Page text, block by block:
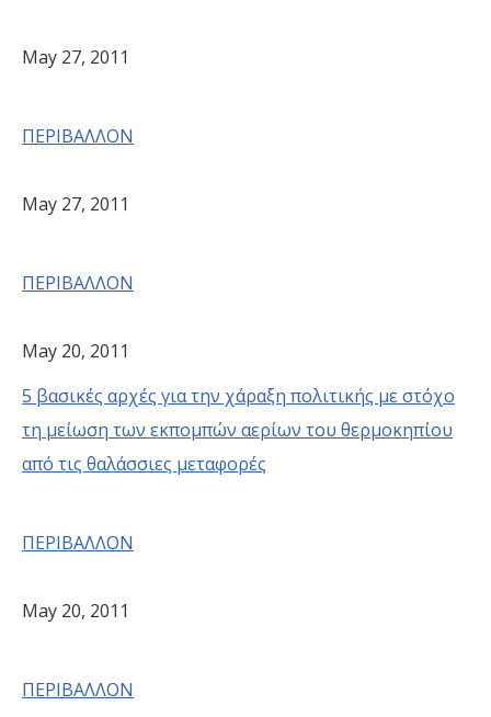
May 27, 2011
ΠΕΡΙΒΑΛΛΟΝ
May 27, 2011
ΠΕΡΙΒΑΛΛΟΝ
May 20, 2011
5 βασικές αρχές για την χάραξη πολιτικής με στόχο
τη μείωση των εκπομπών αερίων του θερμοκηπίου
από τις θαλάσσιες μεταφορές
ΠΕΡΙΒΑΛΛΟΝ
May 20, 2011
ΠΕΡΙΒΑΛΛΟΝ